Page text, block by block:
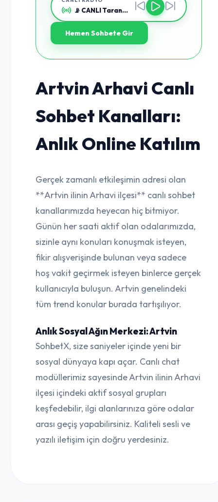
📡 CANLI Taranıyor...
Hemen Sohbete Gir
Artvin Arhavi Canlı
Sohbet Kanalları:
Anlık Online Katılım
Gerçek zamanlı etkileşimin adresi olan
**Artvin ilinin Arhavi ilçesi** canlı sohbet
kanallarımızda heyecan hiç bitmiyor.
Günün her saati aktif olan odalarımızda,
sizinle aynı konuları konuşmak isteyen,
fikir alışverişinde bulunan veya sadece
hoş vakit geçirmek isteyen binlerce gerçek
kullanıcıyla buluşun. Artvin genelindeki
tüm trend konular burada tartışılıyor.
Anlık Sosyal Ağın Merkezi: Artvin
SohbetX, size saniyeler içinde yeni bir
sosyal dünyaya kapı açar. Canlı chat
modüllerimiz sayesinde Artvin ilinin Arhavi
ilçesi içindeki aktif sosyal grupları
keşfedebilir, ilgi alanlarınıza göre odalar
arası geçiş yapabilirsiniz. Kaliteli sesli ve
yazılı iletişim için doğru yerdesiniz.